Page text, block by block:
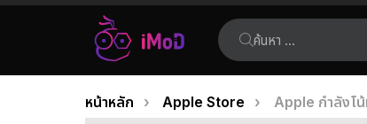
ค้นหา:
เรื่อง
คุณอยู่ที่นี่:
หน้าหลัก Apple Store Apple กำลังโ